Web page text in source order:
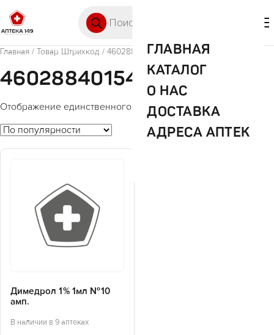
ГЛАВНАЯ
КАТАЛОГ
О НАС
ДОСТАВКА
АДРЕСА АПТЕК
Главная / Товар Штрихкод / 4602884015444
4602884015444
Отображение единственного товара
Димедрол 1% 1мл №10
амп.
В наличии в 9 аптеках